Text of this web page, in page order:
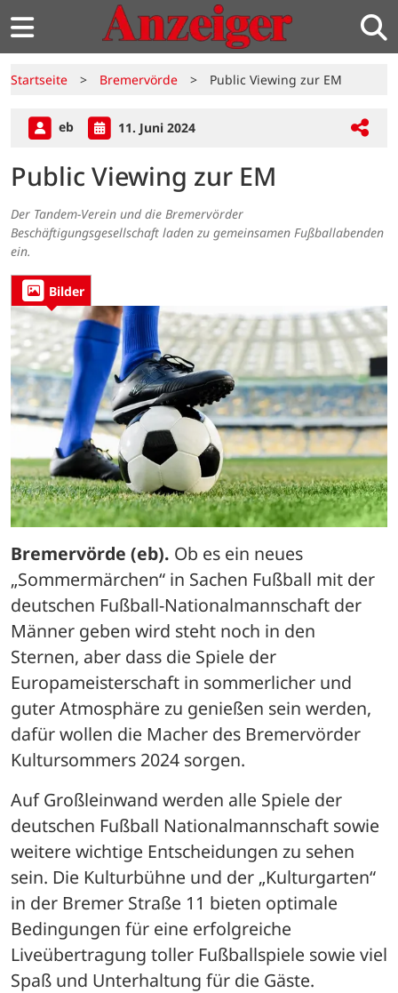
Startseite > Bremervörde > Public Viewing zur EM
eb 11. Juni 2024
Public Viewing zur EM
Der Tandem-Verein und die Bremervörder
Beschäftigungsgesellschaft laden zu gemeinsamen Fußballabenden
ein.
Bilder
Bremervörde (eb). Ob es ein neues
„Sommermärchen“ in Sachen Fußball mit der
deutschen Fußball-Nationalmannschaft der
Männer geben wird steht noch in den
Sternen, aber dass die Spiele der
Europameisterschaft in sommerlicher und
guter Atmosphäre zu genießen sein werden,
dafür wollen die Macher des Bremervörder
Kultursommers 2024 sorgen.
Auf Großleinwand werden alle Spiele der
deutschen Fußball Nationalmannschaft sowie
weitere wichtige Entscheidungen zu sehen
sein. Die Kulturbühne und der „Kulturgarten“
in der Bremer Straße 11 bieten optimale
Bedingungen für eine erfolgreiche
Liveübertragung toller Fußballspiele sowie viel
Spaß und Unterhaltung für die Gäste.